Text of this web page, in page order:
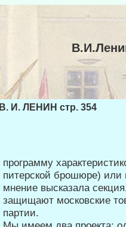
В. И. ЛЕНИН стр. 354
программу
питерской бро­шюре) или
мнение высказала
защищают московские
партии.